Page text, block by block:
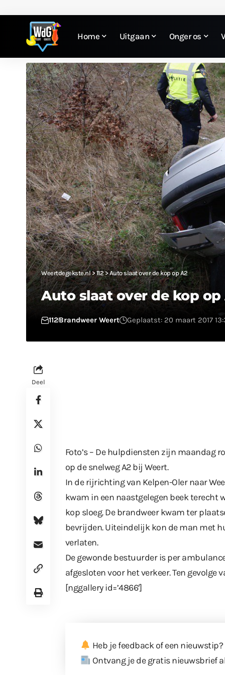
Home Uitgaan Onger os
Weertdegekste.nl>112>Auto slaat over de kop op A2
Auto slaat over de kop op
112Brandweer Weert Geplaatst: 20 maart 2017
Deel
Foto’s – De hulpdiensten zijn maandag
op de snelweg A2 bij Weert.
In de rijrichting van Kelpen-Oler naar
kwam in een naastgelegen beek terecht
kop sloeg. De brandweer kwam ter
bevrijden. Uiteindelijk kon de man met
verlaten.
De gewonde bestuurder is per
afgesloten voor het verkeer. Ten gevolge
[nggallery id=’4866′]
Heb je feedback of een nieuwstip?
Ontvang je de gratis nieuwsbrief